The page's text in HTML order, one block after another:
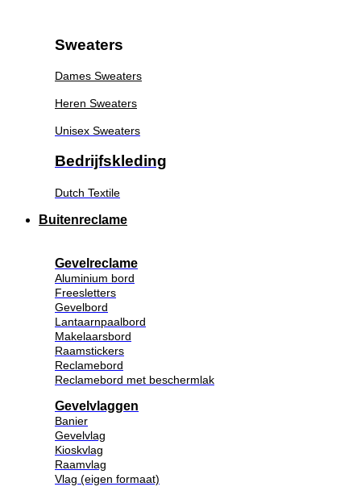
Sweaters
Dames Sweaters
Heren Sweaters
Unisex Sweaters
Bedrijfskleding
Dutch Textile
Buitenreclame
Gevelreclame
Aluminium bord
Freesletters
Gevelbord
Lantaarnpaalbord
Makelaarsbord
Raamstickers
Reclamebord
Reclamebord met beschermlak
Gevelvlaggen
Banier
Gevelvlag
Kioskvlag
Raamvlag
Vlag (eigen formaat)